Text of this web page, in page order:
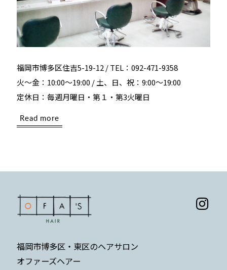
福岡市博多区住吉5-19-12 / TEL：092-471-9358
火～金：10:00～19:00 / 土、日、祝：9:00～19:00
定休日：毎週月曜日・第１・第3火曜日
Read more
福岡市博多区・東区のヘアサロン
オファーズヘアー